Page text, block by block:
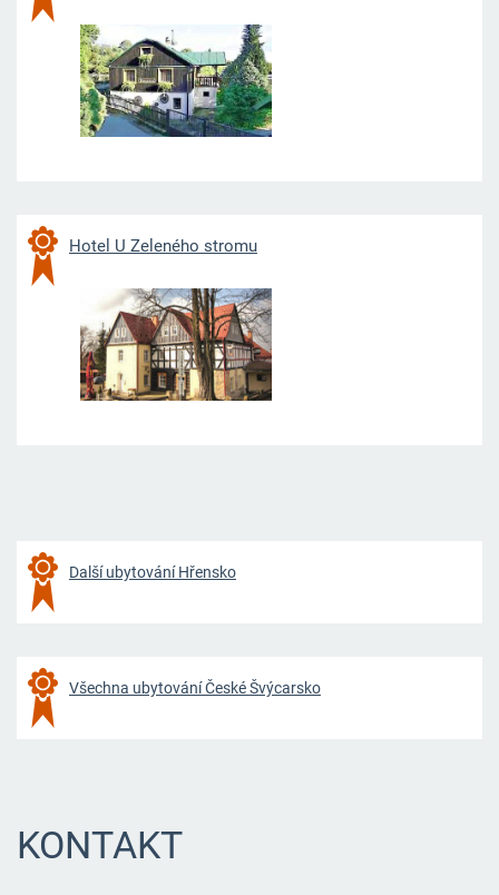
Hotel U Zeleného stromu
Další ubytování Hřensko
Všechna ubytování České Švýcarsko
KONTAKT